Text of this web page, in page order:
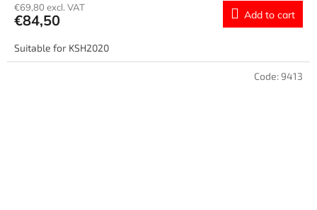
€69,80 excl. VAT
€84,50 Add to cart
Suitable for KSH2020
Code:9413